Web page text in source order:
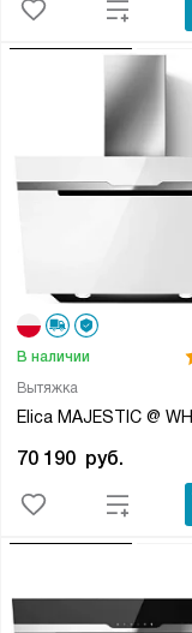
Вытяжка
Elica MAJESTIC @
В наличии
70 190 руб.